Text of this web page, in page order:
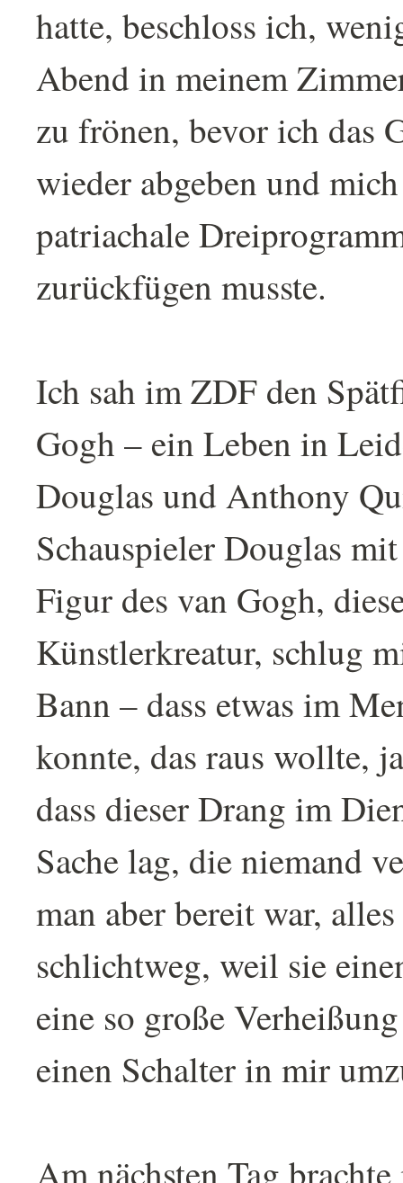
hatte, beschloss ich,
Abend in meinem
zu frönen, bevor ich das
wieder abgeben und
patriachale
zurückfügen musste.
Ich sah im ZDF den
Gogh – ein Leben in
Douglas und Anthony
Schauspieler Douglas
Figur des van Gogh,
Künstlerkreatur, schlug
Bann – dass etwas im
konnte, das raus wollte,
dass dieser Drang im
Sache lag, die niemand
man aber bereit war,
schlichtweg, weil sie
eine so große
einen Schalter in mir
Am nächsten Tag